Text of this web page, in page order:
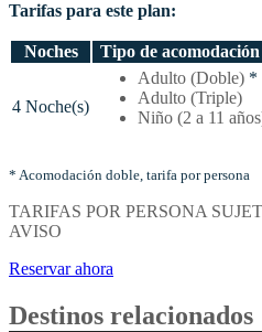
Tarifas para este plan:
–
noches
tipo
de
Noches Tipo de acomodación
4 Noche(s)
Adulto (Doble) *
Adulto (Triple)
Niño (2 a 11
* Acomodación doble, tarifa por persona
TARIFAS POR PERSONA
AVISO
Reservar ahora
Destinos relacionados